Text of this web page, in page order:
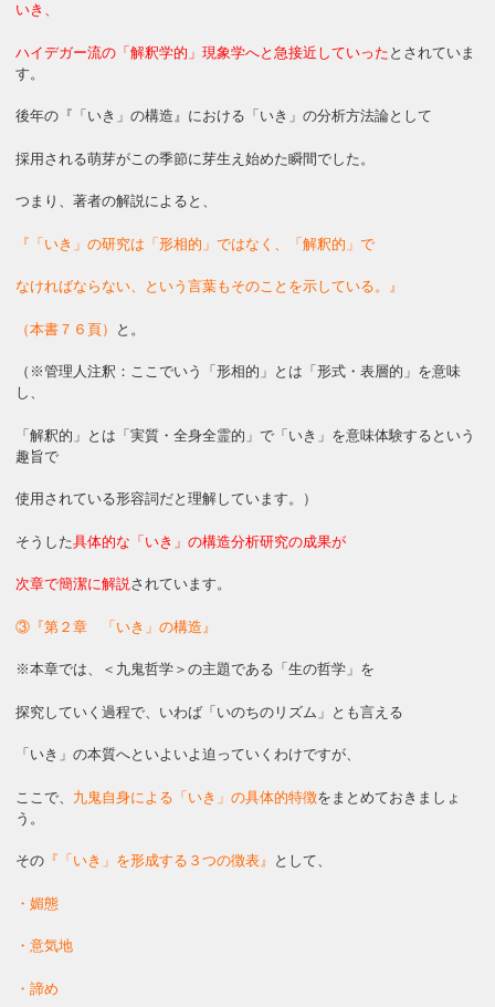
いき、
ハイデガー流の「解釈学的」現象学へと急接近していった とされていま
す。
後年の『「いき」の構造』における「いき」の分析方法論として
採用される萌芽がこの季節に芽生え始めた瞬間でした。
つまり、著者の解説によると、
『「いき」の研究は「形相的」ではなく、「解釈的」で
なければならない、という言葉もそのことを示している。』
（本書７６頁） と。
（※管理人注釈：ここでいう「形相的」とは「形式・表層的」を意味
し、
「解釈的」とは「実質・全身全霊的」で「いき」を意味体験するという
趣旨で
使用されている形容詞だと理解しています。）
そうした具体的な「いき」の構造分析研究の成果が
次章で簡潔に解説されています。
③『第２章 「いき」の構造』
※本章では、＜九鬼哲学＞の主題である「生の哲学」を
探究していく過程で、いわば「いのちのリズム」とも言える
「いき」の本質へといよいよ迫っていくわけですが、
ここで、 九鬼自身による「いき」の具体的特徴をまとめておきましょ
う。
その 『「いき」を形成する３つの徴表』 として、
・媚態
・意気地
・諦め